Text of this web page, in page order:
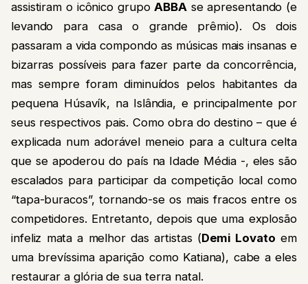
assistiram o icônico grupo ABBA se apresentando (e
levando para casa o grande prêmio). Os dois
passaram a vida compondo as músicas mais insanas e
bizarras possíveis para fazer parte da concorrência,
mas sempre foram diminuídos pelos habitantes da
pequena Húsavík, na Islândia, e principalmente por
seus respectivos pais. Como obra do destino – que é
explicada num adorável meneio para a cultura celta
que se apoderou do país na Idade Média -, eles são
escalados para participar da competição local como
“tapa-buracos”, tornando-se os mais fracos entre os
competidores. Entretanto, depois que uma explosão
infeliz mata a melhor das artistas (Demi Lovato em
uma brevíssima aparição como Katiana), cabe a eles
restaurar a glória de sua terra natal.